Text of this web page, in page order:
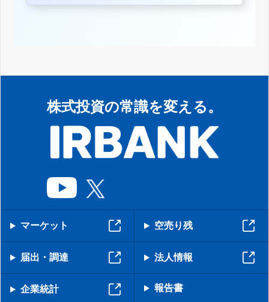
株式投資の常識を変える。
マーケット 空売り残
届出・調達 法人情報
企業統計 報告書